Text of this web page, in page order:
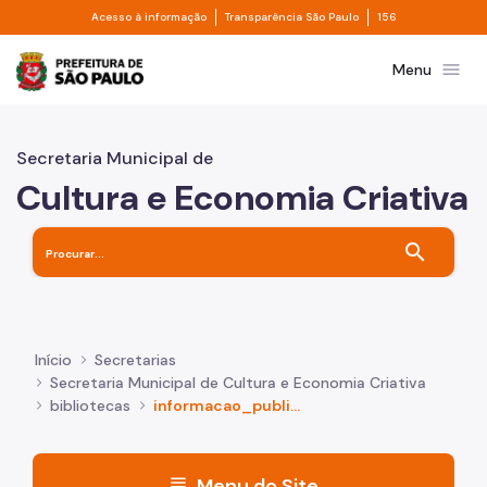
Pular para o Conteúdo principal
Acesso à informação Divisor de acesso à informação
Transparência São Paulo Divisor de
156
Prefeitura de São PauloMenu menu
Secretaria Municipal de
Cultura e Economia Criativa
search
Início
Secretarias
Secretaria Municipal de Cultura e Economia Criativa
bibliotecas
informacao_publica
menu